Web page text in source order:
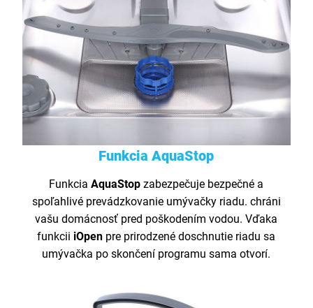
Funkcia AquaStop
FunkciaAquaStop zabezpečuje bezpečné a
spoľahlivé prevádzkovanie umývačky riadu. chráni
vašu domácnosť pred poškodením vodou. Vďaka
funkcii iOpen pre prirodzené doschnutie riadu sa
umývačka po skončení programu sama otvorí.